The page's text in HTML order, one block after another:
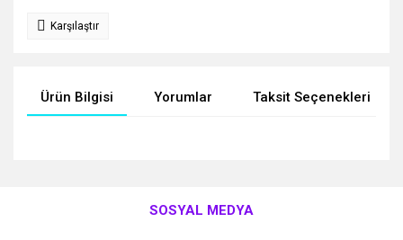
Karşılaştır
Ürün Bilgisi Yorumlar Taksit Seçenekleri
kullanarak tarafımıza iletebilirsiniz.
Görüş ve önerileriniz için teşekkür ederiz.
SOSYAL MEDYA